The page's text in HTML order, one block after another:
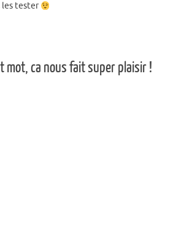
les tester
mot, ca nous fait super plaisir !